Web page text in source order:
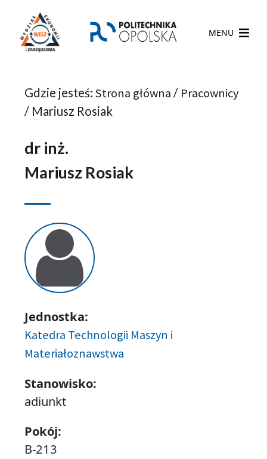
MENU
Gdzie jesteś: Strona główna / Pracownicy
/ Mariusz Rosiak
dr inż.
Mariusz Rosiak
Jednostka:
Katedra Technologii Maszyn i
Materiałoznawstwa
Stanowisko:
adiunkt
Pokój:
B-213